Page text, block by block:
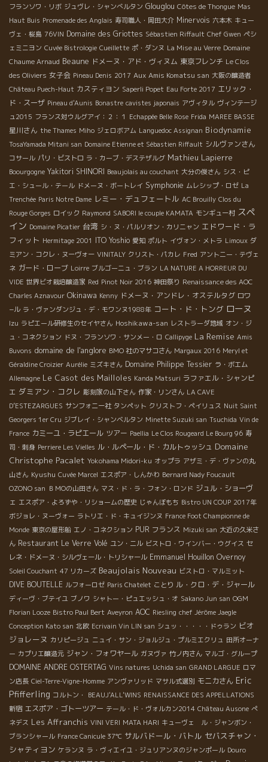
フランソワ・リボ ジュヴレ・シャンべルタン Glouglou Côtes de Thongue Mas
Haut Buis Promenade des Anglais 寿司職人・岡田大介 Minervois 六本木 キュー
ヴェ・桜島 76VIN Domaine des Griottes Sébastien Riffault Chef Gwen ペシ
ェミニヨン Cuvée Bistrologie Cueillette ポ・ダンヌ La Mise au Verre Domaine
Chaume Arnaud Beaune ドメーヌ・アド・ヴィヌム 東京フレンチ Le Clos
des Oliviers 女子会 Pineau Denis 2017 Aux Amis Komatsu san 大阪の醸造者
Château Puech-Haut カスティヨン Saperli Popet Eau Forte 2017 エリック・
ド・スーザ Pineau d'Aunis Bonastre cavistes japonais アヴィタル ヴィンテージ
ュ2015 フランス対ウルグアイ：２：１ Echappée Belle Rose Frida MAREE BASSE
星川さん the Thames Miho ジェロボアム Languedoc Assignan Biodynamie
TosaYamada Mitani san Domaine Etienne et Sébastien Riffault シルヴァンさん
コサール パリ・ビストロ ラ・カーブ・デステザルグ Mathieu Lapierre
Boourgogne Yakitori SHINORI Beaujolais au couchant 大分の俊さん シス・ピ
エ・シュール・テール ドメーヌ・ボートレイ Symphonie ムレシップ・ロゼ La
Trenchée Paris Notre Dame レミー・デュフェートル AC Brouilly Clos du
Rouge Gorges ロイック Raymond SABORI le couple KAMATA モンギュー村 スペ
イン Domaine Picatier 台湾 シ・ヌ・パルリオン・カリニャン エドワード・ラ
フィット Hermitage 2001 ITO Yoshio 愛知 ポルト イヴォン・メトラ Limoux ダ
ミアン・コクレ・ヌーヴォー VINITALY クリスト・パカレ Fred アントニー・テヴェ
ネ ガード・ローブ Loirre ブルゴーニュ・ブラン LA NATURE A HORREUR DU
VIDE 世界ビオ栽培醸造家 Red Pinot Noir 2016 神田祭り Renaissance des AOC
Charles Aznavour Okinawa Kenny ドメーヌ・アンドレ・オステルタグ ロワ
−ル ラ・ヴァンダンジュ・デ・モワンヌ1988年 コート・ド・トング ローヌ
Izu ラピエール研修生のセイヤさん Hoshikawa-san レストラーダ地域 オン・ジ
ュ・コネクション ドヌ・フランソワ・サンメー・ロ Callipyge La Remise Amis
Buvons domaine de l'anglore BMO 社のマサコさん Margaux 2016 Meryl et
Géraldine Croizier Aurélie ミズキさん Domaine Philippe Tessier ラ・ボエム
Allemagne Le Casot des Mailloles Kanda Matsuri ラファエル・シャンピ
エ ダミアン・コクレ 彫刻家の山下さん 作家・リンさん LA CAVE
D’ESTEZARGUES サンフォニー社 タンペット クリストフ・ペイリュス Nuit Saint
Georgers 1er Cru ジブレイ・シャンベルタン Minette Suzuki san Tsuchida Vin de
France カミーユ・ラピエール ツアー Paellia Le Clos Rougeard Le Bourg 96 寿
司・刺身 Perriere Les Vielles ル・ルペール・ド・カルトゥッシュ Domaine
Christophe Pacalet Yokohama Midori-ku オップラ アザミ・デ・ヴァンの丸
山さん Kyushu Cuvée Marcel エスポア・しんかわ Bernard Nady Foucault
OZONO san ＢＭОの山田さん マス・ド・ラ・フォン・ロンド ジュル・ショーヴ
ェ エスポア・よろずや・リショームの歴史 じゃんぼもち Bistro UN COUP 2017年
ボジョレ・ヌーヴォー ラトリエ・ド・キュイジンヌ France Foot Championne de
Monde 東京の屋形船 エノ・コネクション PUR フランス Mizuki san 大近の久米さ
ん Restaurant Le Verre Volé ユン・ニル ビストロ・ワインバー・ウグイス セ
レネ・ドメーヌ・シルヴェール・トリシャール Emmanuel Houillon Overnoy
Soleil Couchant 47 リカーズ Beaujolais Nouveau ビストロ・マルミット
DIVE BOUTELLE ルフォーロゼ Paris Chatelet ことり ル・クロ・デ・ジャール
ディーヴ・ブテイユ ブノワ シャトー・ピュエッシュ・オ Sakano Jun san OGM
Florian Looze Bistro Paul Bert Aveyron AOC Riesling chef Jérôme Jaegle
Conception Kato san 北欧 Ecrivain Vin LIN san シュッ・・・・・ドゥラン ビオ
ジョレーヌ カリピージュ ニュイ・サン・ジョルジュ・プルミエクリュ 田所オーナ
ー カプリエ醸造元 ジャン・フォワヤール ガヌヴァ 竹ノ内さん マルゴ・グループ
DOMAINE ANDRE OSTERTAG Vins natures Uchida san GRAND LARGUE ロマ
ン店長 Ciel-Terre-Vigne-Homme アンヴァリッド マサル式選別 モニカさん Eric
Pfifferling コルトン・ BEAUJ'ALL'WINS RENAISSANCE DES APPELLATIONS
新宿 エスポア・ゴトーツアー テール・ド・ヴォルカン2014 Château Ausone ぺ
ネデス Les Affranchis VINI VERI MATA HARI キューヴェ ル・ジャンボン・
ブランシャール France Canicule 37℃ サルバドール・バトル セバスチャン・
シャティヨン ケランヌ ラ・ヴィエイユ・ジュリアンヌのジャンポール Douro